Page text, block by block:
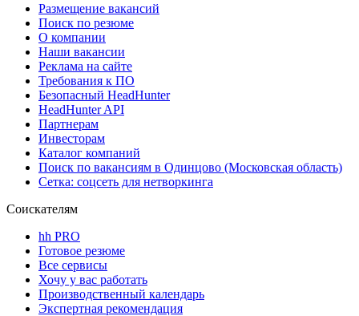
Размещение вакансий
Поиск по резюме
О компании
Наши вакансии
Реклама на сайте
Требования к ПО
Безопасный HeadHunter
HeadHunter API
Партнерам
Инвесторам
Каталог компаний
Поиск по вакансиям в Одинцово (Московская область)
Сетка: соцсеть для нетворкинга
Соискателям
hh PRO
Готовое резюме
Все сервисы
Хочу у вас работать
Производственный календарь
Экспертная рекомендация